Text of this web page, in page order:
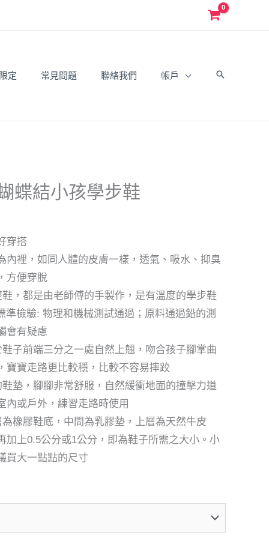
限定 常見問題 聯絡我們 帳戶
蝶結小孩學步鞋
穿搭
內裡，如同人體的皮膚一樣，透氣、吸水、抑臭
方便穿脫
，都是由老師傅的手製作，是有溫度的學步鞋
準檢驗: 物理和機械測試通過；原料通過鉛的測
會有疑慮
子前端三分之一處自然上翹，吻合孩子腳掌曲
寶寶走路更比較穩，比較不容易摔跤
墊，腳腳非常舒服，自然緩衝地面的撞擊力道
內或戶外，練習走路時使用
橡膠鞋底，中間為乳膠墊，上層為天然牛皮
加上0.5公分或1公分，即為鞋子所需之大小。小
買大一點點的尺寸